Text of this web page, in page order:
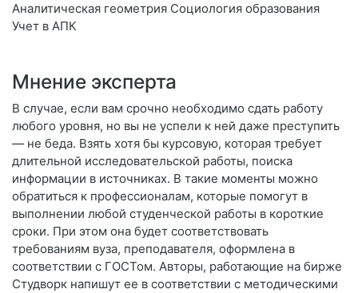
Аналитическая геометрия Социология образования
Учет в АПК
Мнение эксперта
В случае, если вам срочно необходимо сдать работу
любого уровня, но вы не успели к ней даже преступить
— не беда. Взять хотя бы курсовую, которая требует
длительной исследовательской работы, поиска
информации в источниках. В такие моменты можно
обратиться к профессионалам, которые помогут в
выполнении любой студенческой работы в короткие
сроки. При этом она будет соответствовать
требованиям вуза, преподавателя, оформлена в
соответствии с ГОСТом. Авторы, работающие на бирже
Студворк напишут ее в соответствии с методическими